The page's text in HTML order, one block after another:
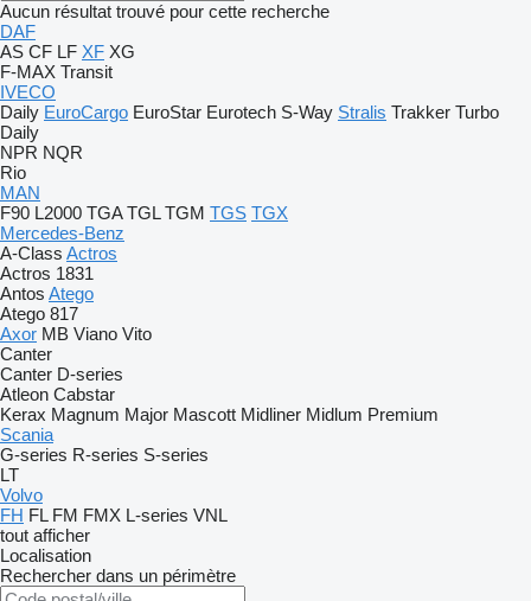
Aucun résultat trouvé pour cette recherche
DAF
AS CF LF XF XG
F-MAX Transit
IVECO
Daily EuroCargo EuroStar Eurotech S-Way Stralis Trakker Turbo
Daily
NPR NQR
Rio
MAN
F90 L2000 TGA TGL TGM TGS TGX
Mercedes-Benz
A-Class Actros
Actros 1831
Antos Atego
Atego 817
Axor MB Viano Vito
Canter
Canter D-series
Atleon Cabstar
Kerax Magnum Major Mascott Midliner Midlum Premium
Scania
G-series R-series S-series
LT
Volvo
FH FL FM FMX L-series VNL
tout afficher
Localisation
Rechercher dans un périmètre